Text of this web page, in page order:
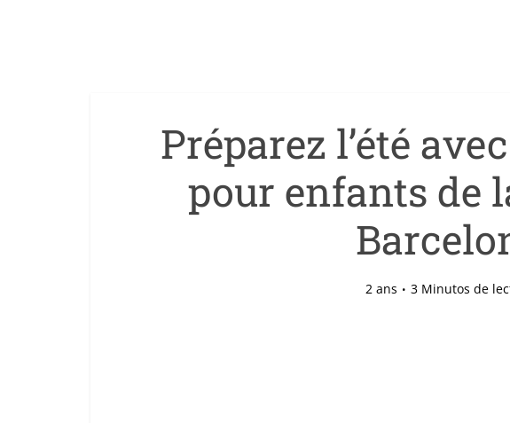
Préparez l’été
pour enfants de
2 ans 3 Minutos de